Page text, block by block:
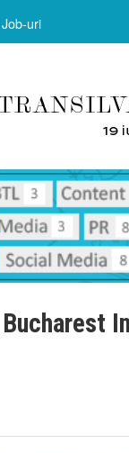
Job-uri
Bucharest